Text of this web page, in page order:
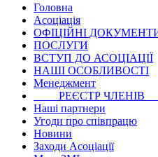
Головна
Асоціація
ОФІЦІЙНІ
ПОСЛУГИ
ВСТУП ДО АСОЦІАЦІЇ
НАШІ ОСОБЛИВОСТІ
Менеджмент
РЕЄСТР
Наші партнери
Угоди про співпрацю
Новини
Заходи Асоціації